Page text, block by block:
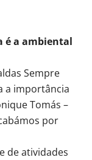
é a ambiental
Sempre
a importância
Tomás –
por
de atividades